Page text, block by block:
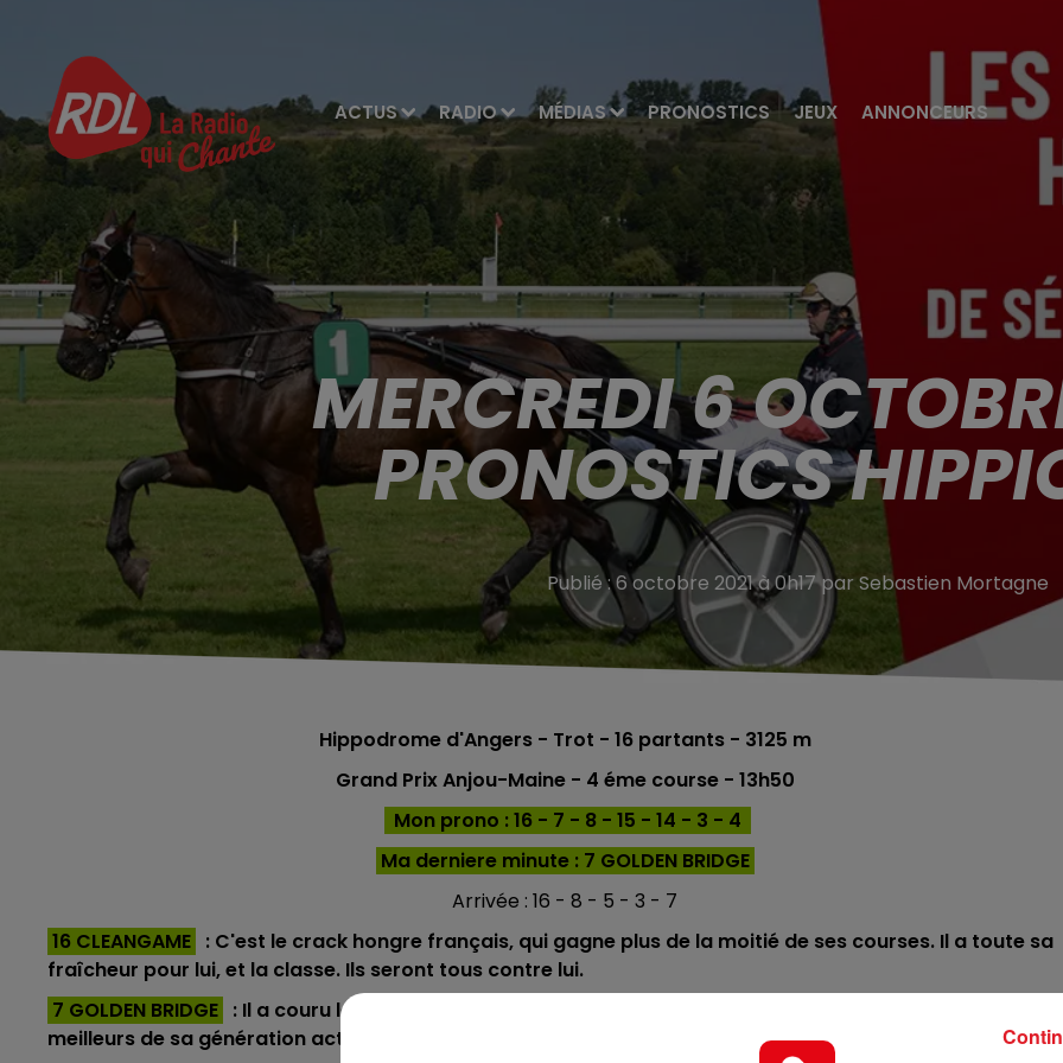
ACTUS RADIO MÉDIAS PRONOSTICS JEUX ANNONCEURS
MERCREDI 6
PRONOSTICS
Publié : 6 octobre 2021 à 0h17 par Sebastien Mortagne
Hippodrome d'Angers - Trot - 16 partants - 3125 m
Grand Prix Anjou-Maine - 4 éme course - 13h50
Mon prono : 16 - 7 - 8 - 15 - 14 - 3 - 4
Ma derniere minute : 7 GOLDEN BRIDGE
Arrivée : 16 - 8 - 5 - 3 - 7
16 CLEANGAME : C'est le crack hongre français, qui gagne plus de la moitié de ses courses. Il a toute sa
fraîcheur pour lui, et la classe. Ils seront tous contre lui.
7 GOLDEN BRIDGE : Il a couru le critérium des 5 ans début septembre, et il se situe en dessous des
meilleurs de sa génération actuellement. Il retrouve une catégorie à sa portée et visera la seconde